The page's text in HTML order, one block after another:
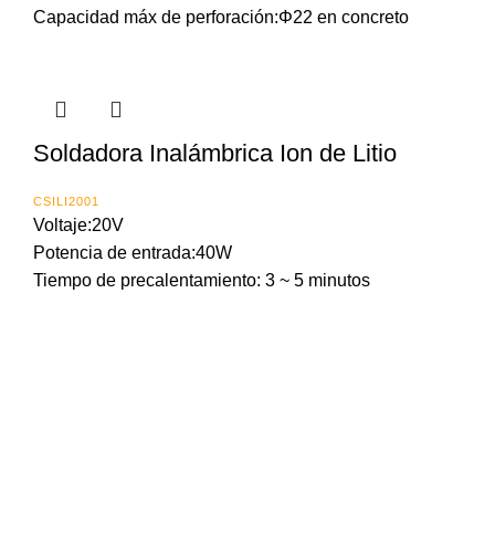
Capacidad máx de perforación:Φ22 en concreto
Soldadora Inalámbrica Ion de Litio
CSILI2001
Voltaje:20V
Potencia de entrada:40W
Tiempo de precalentamiento: 3 ~ 5 minutos